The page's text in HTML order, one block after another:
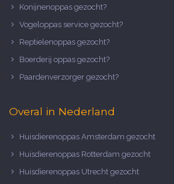
Konijnenoppas gezocht?
Vogeloppas service gezocht?
Reptielenoppas gezocht?
Boerderij oppas gezocht?
Paardenverzorger gezocht?
Overal in Nederland
Huisdierenoppas Amsterdam gezocht
Huisdierenoppas Rotterdam gezocht
Huisdierenoppas Utrecht gezocht